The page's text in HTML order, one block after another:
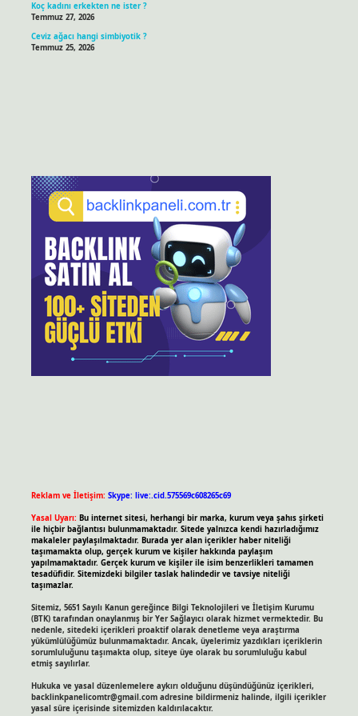
Koç kadını erkekten ne ister ?
Temmuz 27, 2026
Ceviz ağacı hangi simbiyotik ?
Temmuz 25, 2026
Reklam ve İletişim: Skype: live:.cid.575569c608265c69
Yasal Uyarı: Bu internet sitesi, herhangi bir marka, kurum veya şahıs şirketi
ile hiçbir bağlantısı bulunmamaktadır. Sitede yalnızca kendi hazırladığımız
makaleler paylaşılmaktadır. Burada yer alan içerikler haber niteliği
taşımamakta olup, gerçek kurum ve kişiler hakkında paylaşım
yapılmamaktadır. Gerçek kurum ve kişiler ile isim benzerlikleri tamamen
tesadüfidir. Sitemizdeki bilgiler taslak halindedir ve tavsiye niteliği
taşımazlar.
Sitemiz, 5651 Sayılı Kanun gereğince Bilgi Teknolojileri ve İletişim Kurumu
(BTK) tarafından onaylanmış bir Yer Sağlayıcı olarak hizmet vermektedir. Bu
nedenle, sitedeki içerikleri proaktif olarak denetleme veya araştırma
yükümlülüğümüz bulunmamaktadır. Ancak, üyelerimiz yazdıkları içeriklerin
sorumluluğunu taşımakta olup, siteye üye olarak bu sorumluluğu kabul
etmiş sayılırlar.
Hukuka ve yasal düzenlemelere aykırı olduğunu düşündüğünüz içerikleri,
backlinkpanelicomtr@gmail.comadresine bildirmeniz halinde, ilgili içerikler
yasal süre içerisinde sitemizden kaldırılacaktır.